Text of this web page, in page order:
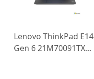
Lenovo ThinkPad E14
Gen 6 21M70091TX